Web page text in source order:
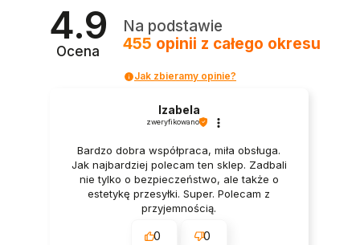
4.9
Ocena
Na podstawie
455 opinii z całego okresu
Jak zbieramy opinie?
Izabela
zweryfikowano
Bardzo dobra współpraca, miła obsługa.
Jak najbardziej polecam ten sklep. Zadbali
nie tylko o bezpieczeństwo, ale także o
estetykę przesyłki. Super. Polecam z
przyjemnością.
0 0